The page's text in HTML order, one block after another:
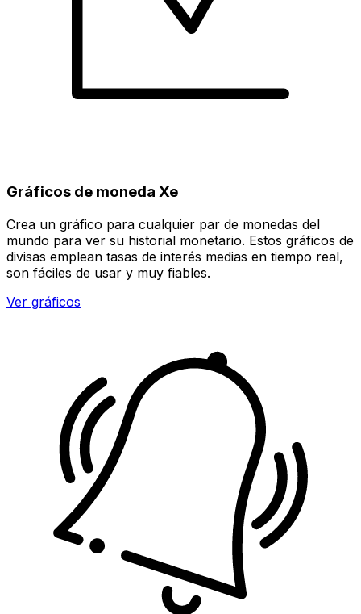
Gráficos de moneda Xe
Crea un gráfico para cualquier par de monedas del
mundo para ver su historial monetario. Estos gráficos de
divisas emplean tasas de interés medias en tiempo real,
son fáciles de usar y muy fiables.
Ver gráficos